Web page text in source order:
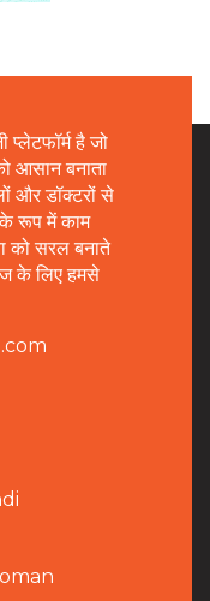
है जो
आसान बनाता
और डॉक्टरों से
के रूप में काम
को सरल बनाते
के लिए हमसे